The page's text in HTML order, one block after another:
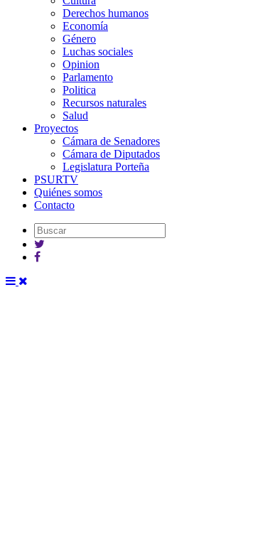
Derechos humanos
Economía
Género
Luchas sociales
Opinion
Parlamento
Politica
Recursos naturales
Salud
Proyectos
Cámara de Senadores
Cámara de Diputados
Legislatura Porteña
PSURTV
Quiénes somos
Contacto